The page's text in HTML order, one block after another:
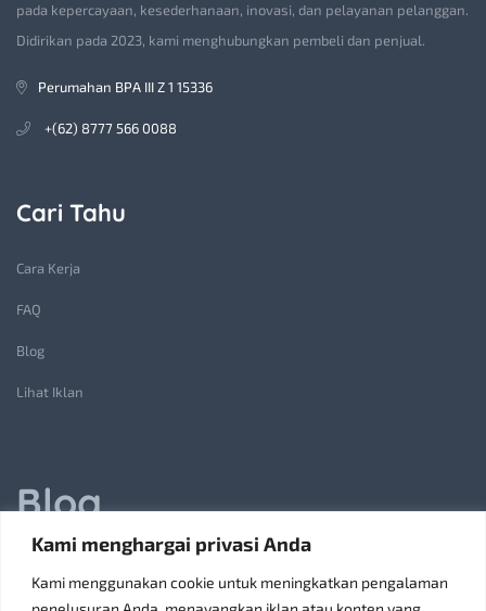
Kami menghargai privasi Anda
Kami menggunakan cookie untuk meningkatkan pengalaman
pada kepercayaan, kesederhanaan, inovasi, dan pelayanan pelanggan.
Didirikan pada 2023, kami menghubungkan pembeli dan penjual.
Perumahan BPA III Z 1 15336
+(62) 8777 566 0088
Cari Tahu
Cara Kerja
FAQ
Blog
Lihat Iklan
Blog
Jasa Pembuatan Lift Barang: Solusi Transportasi Vertikal
Receiving Parcels and Mail at a Rented Room in Singapore